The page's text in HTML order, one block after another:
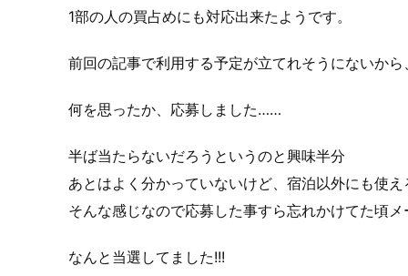
1部の人の買占めにも対応出来たようです。
前回の記事で利用する予定が立てれそうにないか
何を思ったか、応募しました……
半ば当たらないだろうというのと興味半分
あとはよく分かっていないけど、宿泊以外にも使え
そんな感じなので応募した事すら忘れかけてた頃
なんと当選してました!!!